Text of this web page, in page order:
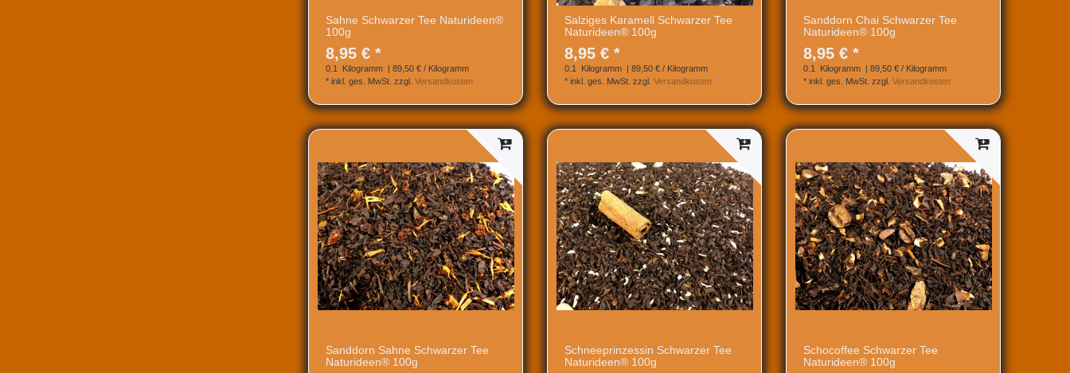
Sahne Schwarzer Tee Naturideen®
100g
8,95 € *
0.1 Kilogramm | 89,50 € / Kilogramm
* inkl. ges. MwSt. zzgl. Versandkosten
Salziges Karamell Schwarzer Tee
Naturideen® 100g
8,95 € *
0.1 Kilogramm | 89,50 € / Kilogramm
* inkl. ges. MwSt. zzgl. Versandkosten
Sanddorn Chai Schwarzer Tee
Naturideen® 100g
8,95 € *
0.1 Kilogramm | 89,50 € / Kilogramm
* inkl. ges. MwSt. zzgl. Versandkosten
Sanddorn Sahne Schwarzer Tee
Naturideen® 100g
Schneeprinzessin Schwarzer Tee
Naturideen® 100g
Schocoffee Schwarzer Tee
Naturideen® 100g